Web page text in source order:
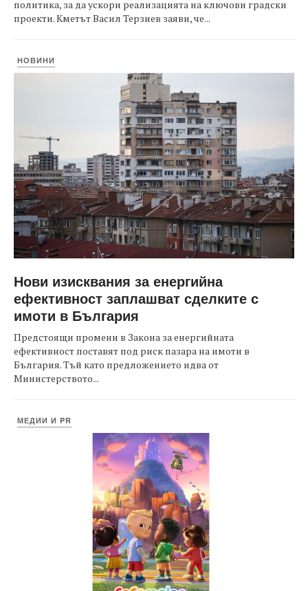
политика, за да ускори реализацията на ключови градски
проекти. Кметът Васил Терзиев заяви, че...
НОВИНИ
Нови изисквания за енергийна
ефективност заплашват сделките с
имоти в България
Предстоящи промени в Закона за енергийната
ефективност поставят под риск пазара на имоти в
България. Тъй като предложението идва от
Министерството...
МЕДИИ И PR